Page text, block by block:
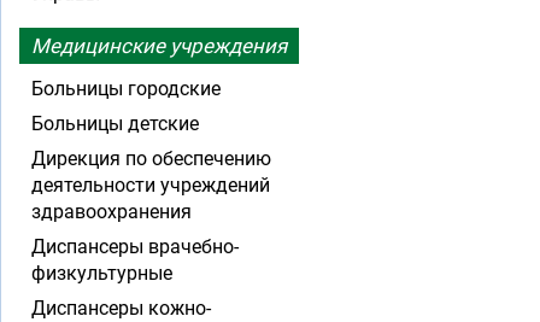
Медицинские учреждения
Больницы городские
Больницы детские
Дирекция по обеспечению
деятельности учреждений
здравоохранения
Диспансеры врачебно-
физкультурные
Диспансеры кожно-